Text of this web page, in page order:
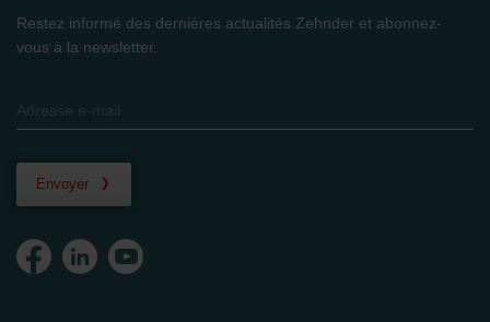
Restez informé des dernières actualités Zehnder et abonnez-
vous à la newsletter.
Envoyer